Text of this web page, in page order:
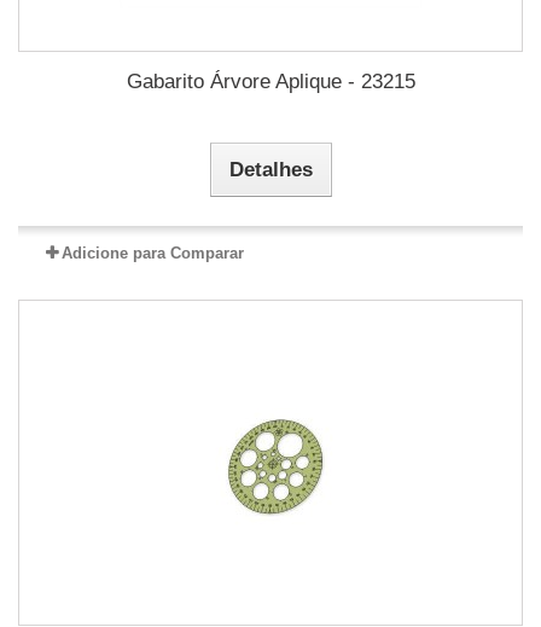
Gabarito Árvore Aplique - 23215
Detalhes
Adicione para Comparar